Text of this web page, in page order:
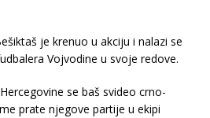
je krenuo u akciju i nalazi se
Vojvodine u svoje redove.
se baš svideo crno-
prate njegove partije u ekipi